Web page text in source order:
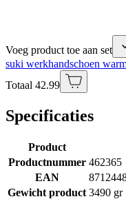
Voeg product toe aan set
suki werkhandschoen
Totaal 42.99
Specificaties
Product
Productnummer 462365
EAN
Gewicht product 3490 gr